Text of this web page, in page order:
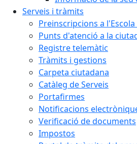
Serveis i tràmits
Preinscripcions a
Punts d'atenció a la
Registre telemàtic
Tràmits i gestions
Carpeta ciutadana
Catàleg de Serveis
Portafirmes
Notificacions
Verificació de documents
Impostos